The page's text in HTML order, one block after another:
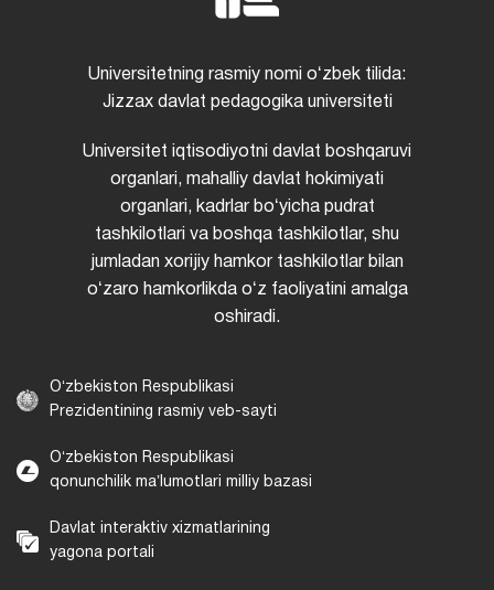
Universitetning rasmiy nomi oʻzbek tilida:
Jizzax davlat pedagogika universiteti
Universitet iqtisodiyotni davlat boshqaruvi
organlari, mahalliy davlat hokimiyati
organlari, kadrlar boʻyicha pudrat
tashkilotlari va boshqa tashkilotlar, shu
jumladan xorijiy hamkor tashkilotlar bilan
oʻzaro hamkorlikda oʻz faoliyatini amalga
oshiradi.
Oʻzbekiston Respublikasi
Prezidentining rasmiy veb-sayti
Oʻzbekiston Respublikasi
qonunchilik maʼlumotlari milliy bazasi
Davlat interaktiv xizmatlarining
yagona portali